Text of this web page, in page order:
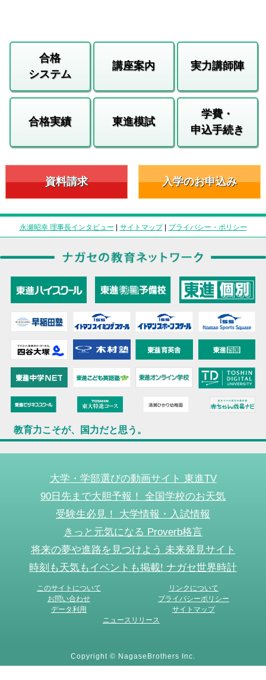
合格
システム
講座案内 実力講師陣
合格実績 東進模試
学費・
申込手続き
資料請求 入学のお申込み
永瀬昭幸 理事長インタビュー | サイトマップ| プライバシー・ポリシー
教育力こそが、国力だと思う。
大学・学部選びの動画サイト 東進TV
90日先まで大胆予報！ 全国学校のお天気
受験生必見！ 大学情報・入試情報
きっと元気になる Proverb格言
将来の夢や進路を見つけよう 未来発見サイト
時刻も天気もイベントも掲載! ナガセ世界時計
このサイトについて
リンクについて
お問い合わせ
プライバシーポリシー
データ利用
サイトマップ
ニュースリリース
Copyright © NagaseBrothers Inc.